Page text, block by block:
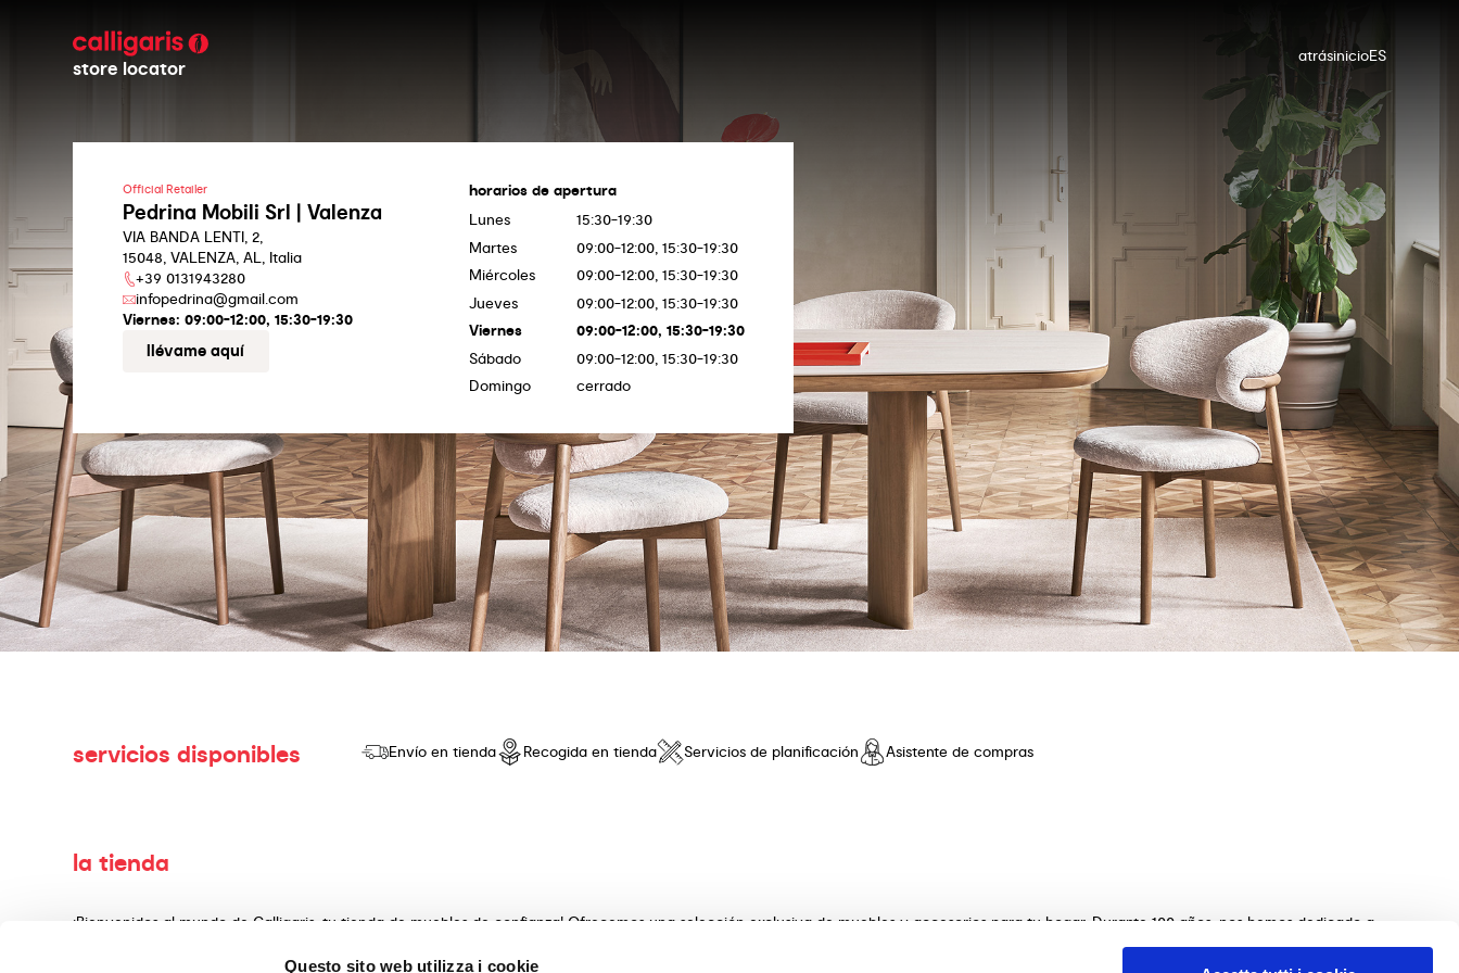
Questo sito web utilizza i cookie
store locator
atrásinicioES
Official Retailer
Pedrina Mobili Srl | Valenza
VIA BANDA LENTI, 2,
15048, VALENZA, AL, Italia
+39 0131943280
infopedrina@gmail.com
Viernes: 09:00-12:00, 15:30-19:30
llévame aquí
horarios de apertura
Lunes
15:30-19:30
Martes
09:00-12:00, 15:30-19:30
Miércoles
09:00-12:00, 15:30-19:30
Jueves
09:00-12:00, 15:30-19:30
Viernes
09:00-12:00, 15:30-19:30
Sábado
09:00-12:00, 15:30-19:30
Domingo
cerrado
servicios disponibles Envío en tienda Recogida en tienda Servicios de planificación Asistente de compras
la tienda
¡Bienvenidos al mundo de Calligaris, tu tienda de muebles de confianza! Ofrecemos una selección exclusiva de muebles y accesorios para tu hogar. Durante 100 años, nos hemos dedicado a
producir y vender productos de alta calidad, con un diseño innovador y una comodidad sin iguales. Descubre nuestras colecciones de mesas, sillas, camas, sofás y complementos de